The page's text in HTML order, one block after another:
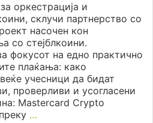
оркестрација и
склучи партнерство со
насочен кон
со стејблкоини.
фокусот на едно практично
плаќања: како
учесници да бидат
проверливи и усогласени
Mastercard Crypto
…